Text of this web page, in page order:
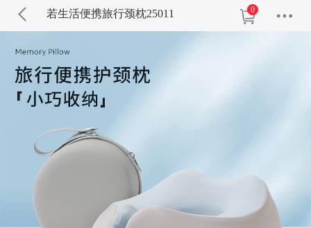
若生活便携旅行颈枕25011 0